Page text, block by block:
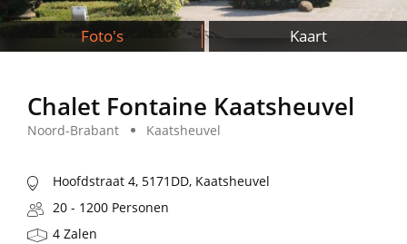
Foto's Kaart
Chalet Fontaine Kaatsheuvel
Noord-Brabant Kaatsheuvel
Hoofdstraat 4, 5171DD, Kaatsheuvel
20 - 1200 Personen
4 Zalen